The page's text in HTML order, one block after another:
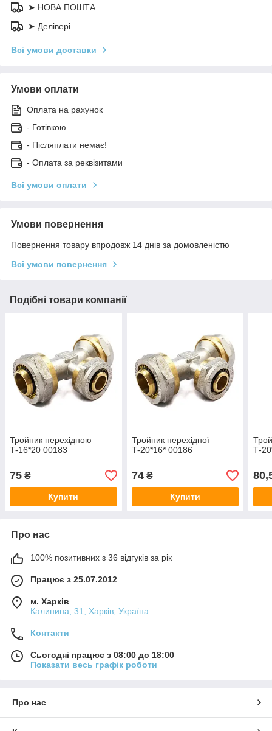
➤ НОВА ПОШТА
➤ Делівері
Всі умови доставки
Умови оплати
Оплата на рахунок
- Готівкою
- Післяплати немає!
- Оплата за реквізитами
Всі умови оплати
Умови повернення
Повернення товару впродовж 14 днів за домовленістю
Всі умови повернення
Подібні товари компанії
Тройник перехідною
Т-16*20 00183
75 ₴
Купити
Тройник перехідної
Т-20*16* 00186
74₴
Купити
Т-
Про нас
100% позитивних з 36 відгуків за рік
Працює з 25.07.2012
м. Харків
Калинина, 31, Харків, Україна
Контакти
Сьогодні працює з 08:00 до 18:00
Показати весь графік роботи
Про нас